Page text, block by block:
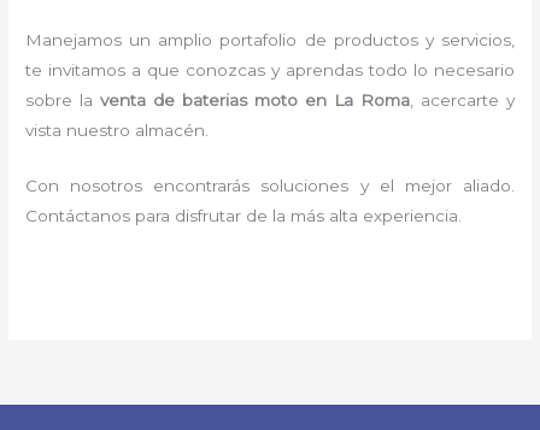
Manejamos un amplio portafolio de productos y servicios,
te invitamos a que conozcas y aprendas todo lo necesario
sobre laventa de baterias moto en La Roma, acercarte y
vista nuestro almacén.
Con nosotros encontrarás soluciones y el mejor aliado.
Contáctanos para disfrutar de la más alta experiencia.